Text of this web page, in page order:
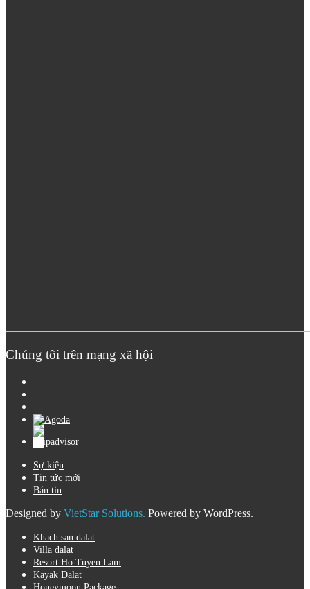
Chúng tôi trên mạng xã hội
Sự kiện
Tin tức mới
Bản tin
Designed by VietStar Solutions. Powered by WordPress.
Khach san dalat
Villa dalat
Resort Ho Tuyen Lam
Kayak Dalat